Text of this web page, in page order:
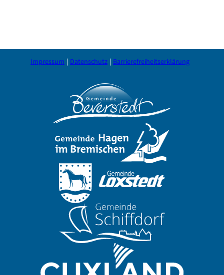
Impressum Datenschutz Barrierefreiheitserklärung